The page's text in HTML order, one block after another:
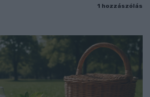
1 hozzászólás